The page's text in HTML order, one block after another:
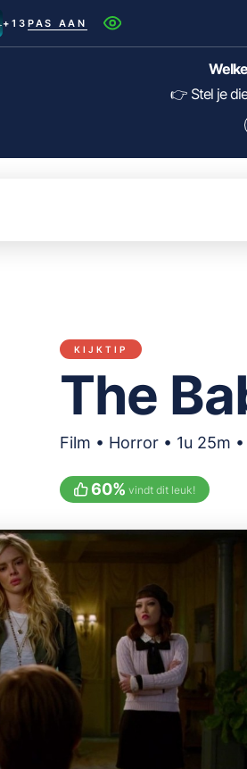
+13 PAS AAN
Netflix
HBO Max
👉 Stel je
KIJKTIP
The
Film • Horror • 1u 25m
60% vindt dit leuk!